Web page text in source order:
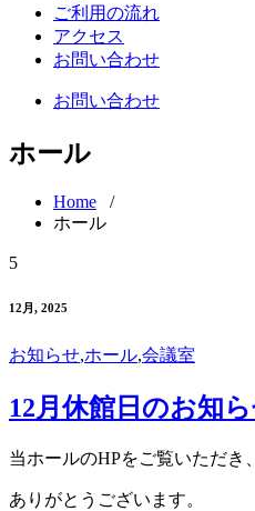
ご利用の流れ
アクセス
お問い合わせ
お問い合わせ
ホール
Home /
ホール
5
12月, 2025
お知らせ,ホール,会議室
12月休館日のお知
当ホールのHPをご覧いただき、
ありがとうございます。